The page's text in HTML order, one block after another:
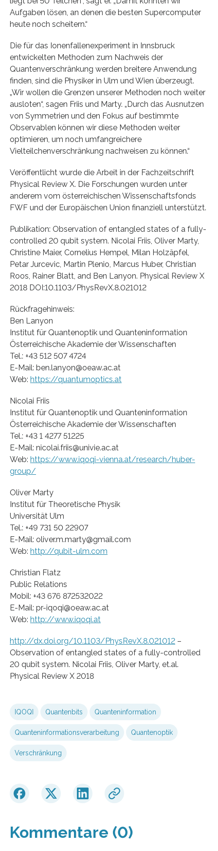
Aufgaben lösen, an denen die besten Supercomputer
heute noch scheitern.“
Die für das Ionenfallenexperiment in Innsbruck
entwickelten Methoden zum Nachweis der
Quantenverschränkung werden breitere Anwendung
finden, sind die Physiker in Ulm und Wien überzeugt.
„Wir wollen die Grenzen unserer Methoden noch weiter
ausloten“, sagen Friis und Marty. „Durch das Ausnutzen
von Symmetrien und den Fokus auf bestimmte
Observablen können wir diese Methoden weiter
optimieren, um noch umfangreichere
Vielteilchenverschränkung nachweisen zu können.“
Veröffentlicht wurde die Arbeit in der Fachzeitschrift
Physical Review X. Die Forschungen wurden unter
anderem vom österreichischen Wissenschaftsfonds
FWF und der Europäischen Union finanziell unterstützt.
Publikation: Observation of entangled states of a fully-
controlled 20 qubit system. Nicolai Friis, Oliver Marty,
Christine Maier, Cornelius Hempel, Milan Holzäpfel,
Petar Jurcevic, Martin Plenio, Marcus Huber, Christian
Roos, Rainer Blatt, and Ben Lanyon. Physical Review X
2018 DOI:10.1103/PhysRevX.8.021012
Rückfragehinweis:
Ben Lanyon
Institut für Quantenoptik und Quanteninformation
Österreichische Akademie der Wissenschaften
Tel.: +43 512 507 4724
E-Mail: ben.lanyon@oeaw.ac.at
Web: https://quantumoptics.at
Nicolai Friis
Institut für Quantenoptik und Quanteninformation
Österreichische Akademie der Wissenschaften
Tel.: +43 1 4277 51225
E-Mail: nicolai.friis@univie.ac.at
Web: https://www.iqoqi-vienna.at/research/huber-
group/
Oliver Marty
Institut für Theoretische Physik
Universität Ulm
Tel.: +49 731 50 22907
E-Mail: oliver.m.marty@gmail.com
Web: http://qubit-ulm.com
Christian Flatz
Public Relations
Mobil: +43 676 872532022
E-Mail: pr-iqoqi@oeaw.ac.at
Web: http://www.iqoqi.at
http://dx.doi.org/10.1103/PhysRevX.8.021012 –
Observation of entangled states of a fully-controlled
20 qubit system. Nicolai Friis, Oliver Marty, et.al.
Physical Review X 2018
IQOQI Quantenbits Quanteninformation
Quanteninformationsverarbeitung Quantenoptik
Verschränkung
Kommentare (0)